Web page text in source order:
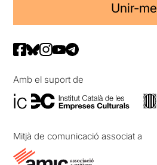
Unir-me
Amb el suport de
Mitjà de comunicació associat a